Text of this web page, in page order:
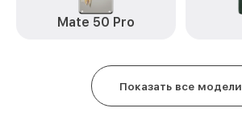
Замена вибромотора Y8P Huawei
Чистка динамика, микрофонов от пыли
(с разбором) Y8P Huawei
Mate 50 Pro
Показать все модели